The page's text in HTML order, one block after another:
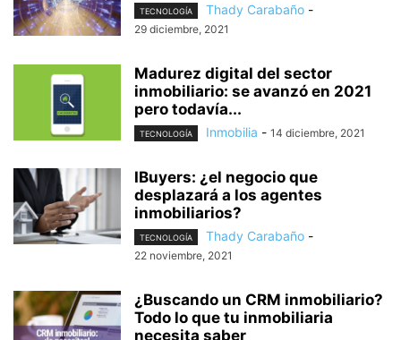
TECNOLOGÍA Thady Carabaño -
29 diciembre, 2021
Madurez digital del sector
inmobiliario: se avanzó en 2021
pero todavía...
TECNOLOGÍA Inmobilia - 14 diciembre, 2021
IBuyers: ¿el negocio que
desplazará a los agentes
inmobiliarios?
TECNOLOGÍA Thady Carabaño -
22 noviembre, 2021
¿Buscando un CRM inmobiliario?
Todo lo que tu inmobiliaria
necesita saber